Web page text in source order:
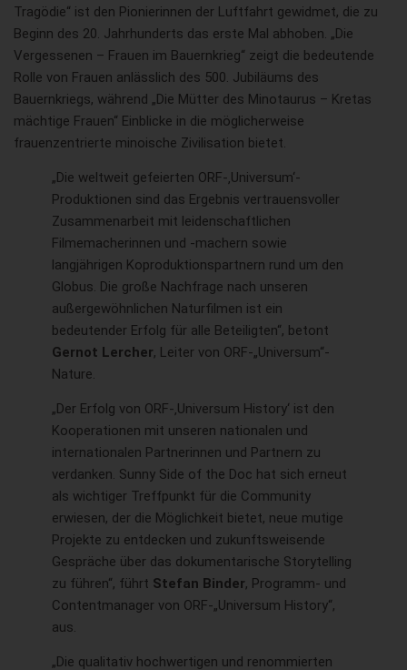
Tragödie“ ist den Pionierinnen der Luftfahrt gewidmet, die zu
Beginn des 20. Jahrhunderts das erste Mal abhoben. „Die
Vergessenen – Frauen im Bauernkrieg“ zeigt die bedeutende
Rolle von Frauen anlässlich des 500. Jubiläums des
Bauernkriegs, während „Die Mütter des Minotaurus – Kretas
mächtige Frauen“ Einblicke in die möglicherweise
frauenzentrierte minoische Zivilisation bietet.
„Die weltweit gefeierten ORF-‚Universum‘-
Produktionen sind das Ergebnis vertrauensvoller
Zusammenarbeit mit leidenschaftlichen
Filmemacherinnen und -machern sowie
langjährigen Koproduktionspartnern rund um den
Globus. Die große Nachfrage nach unseren
außergewöhnlichen Naturfilmen ist ein
bedeutender Erfolg für alle Beteiligten“, betont
Gernot Lercher, Leiter von ORF-„Universum“-
Nature.
„Der Erfolg von ORF-‚Universum History‘ ist den
Kooperationen mit unseren nationalen und
internationalen Partnerinnen und Partnern zu
verdanken. Sunny Side of the Doc hat sich erneut
als wichtiger Treffpunkt für die Community
erwiesen, der die Möglichkeit bietet, neue mutige
Projekte zu entdecken und zukunftsweisende
Gespräche über das dokumentarische Storytelling
zu führen“, führt Stefan Binder, Programm- und
Contentmanager von ORF-„Universum History“,
aus.
„Die qualitativ hochwertigen und renommierten